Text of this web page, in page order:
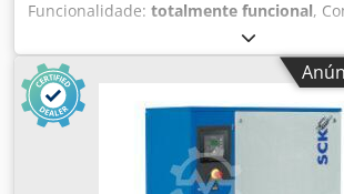
Funcionalidade: totalmente funcional,
parafuso ALUP ALLEGRO36, máquina com
frequência, após manutenção. Dados
Hm Hefx Alnjk vazão: 6,23 m³/min; motor:
máxima: 13 bar; ano: 2015; horas de
h; compressor totalmente funcional, com
líquido: 21500 zł; preço bruto: 26445 zł.
se o link para o vídeo.